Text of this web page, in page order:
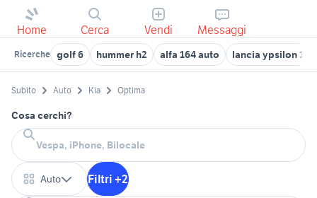
Home Cerca Vendi Messaggi
Ricerche golf 6 hummer h2 alfa 164 auto lancia ypsilon 1.2
Subito Auto Kia Optima
Cosa cerchi?
Auto Filtri +2